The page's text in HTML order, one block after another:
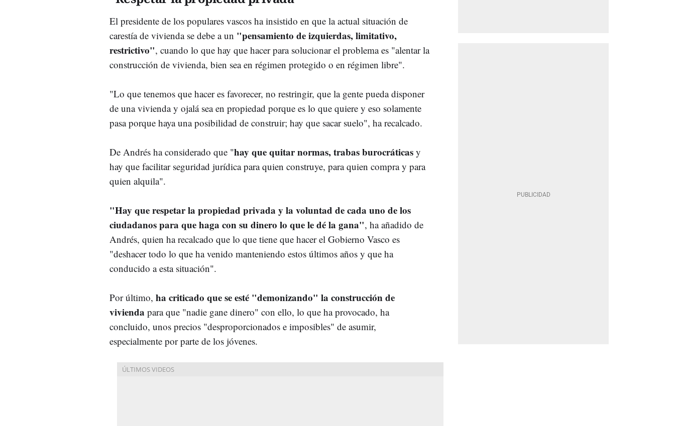
El presidente de los populares vascos ha insistido en que la actual situación de
carestía de vivienda se debe a un "pensamiento de izquierdas, limitativo,
restrictivo", cuando lo que hay que hacer para solucionar el problema es "alentar la
construcción de vivienda, bien sea en régimen protegido o en régimen libre".
"Lo que tenemos que hacer es favorecer, no restringir, que la gente pueda disponer
de una vivienda y ojalá sea en propiedad porque es lo que quiere y eso solamente
pasa porque haya una posibilidad de construir; hay que sacar suelo", ha recalcado.
De Andrés ha considerado que "hay que quitar normas, trabas burocráticas y
hay que facilitar seguridad jurídica para quien construye, para quien compra y para
quien alquila".
"Hay que respetar la propiedad privada y la voluntad de cada uno de los
ciudadanos para que haga con su dinero lo que le dé la gana", ha añadido de
Andrés, quien ha recalcado que lo que tiene que hacer el Gobierno Vasco es
"deshacer todo lo que ha venido manteniendo estos últimos años y que ha
conducido a esta situación".
Por último, ha criticado que se esté "demonizando" la construcción de
vivienda para que "nadie gane dinero" con ello, lo que ha provocado, ha
concluido, unos precios "desproporcionados e imposibles" de asumir,
especialmente por parte de los jóvenes.